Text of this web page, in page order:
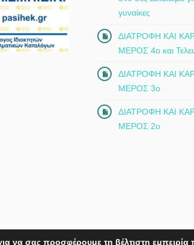
γυναίκες
ΔΙΑΤΡΟΦΗ ΚΑΙ
ΜΕΡΟΣ 4ο και
ΔΙΑΤΡΟΦΗ ΚΑΙ
ΜΕΡΟΣ 3ο
ΔΙΑΤΡΟΦΗ ΚΑΙ
ΜΕΡΟΣ 2ο
να σας προσφέρουμε τη βέλτιστη